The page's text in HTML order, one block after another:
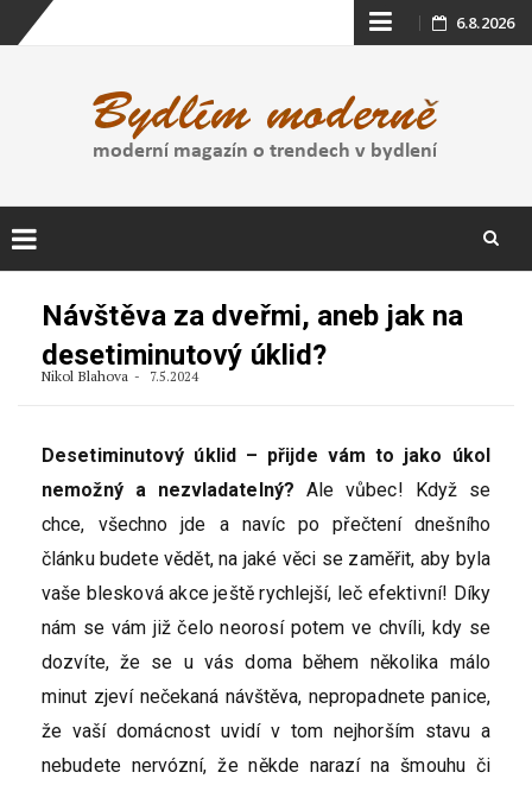
Skip
content
6.8.2026
Návštěva za dveřmi, aneb jak na
desetiminutový úklid?
Nikol Blahova 7.5.2024
Desetiminutový úklid – přijde vám to jako úkol
nemožný a nezvladatelný? Ale vůbec! Když se
chce, všechno jde a navíc po přečtení dnešního
článku budete vědět, na jaké věci se zaměřit, aby byla
vaše blesková akce ještě rychlejší, leč efektivní! Díky
nám se vám již čelo neorosí potem ve chvíli, kdy se
dozvíte, že se u vás doma během několika málo
minut zjeví nečekaná návštěva, nepropadnete panice,
že vaší domácnost uvidí v tom nejhorším stavu a
nebudete nervózní, že někde narazí na šmouhu či